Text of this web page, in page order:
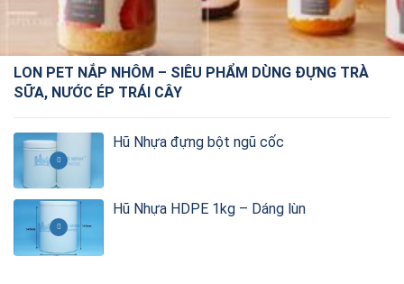
LON PET NẮP NHÔM – SIÊU PHẨM DÙNG ĐỰNG TRÀ
SỮA, NƯỚC ÉP TRÁI CÂY
Hũ Nhựa đựng bột ngũ cốc
Hũ Nhựa HDPE 1kg – Dáng lùn